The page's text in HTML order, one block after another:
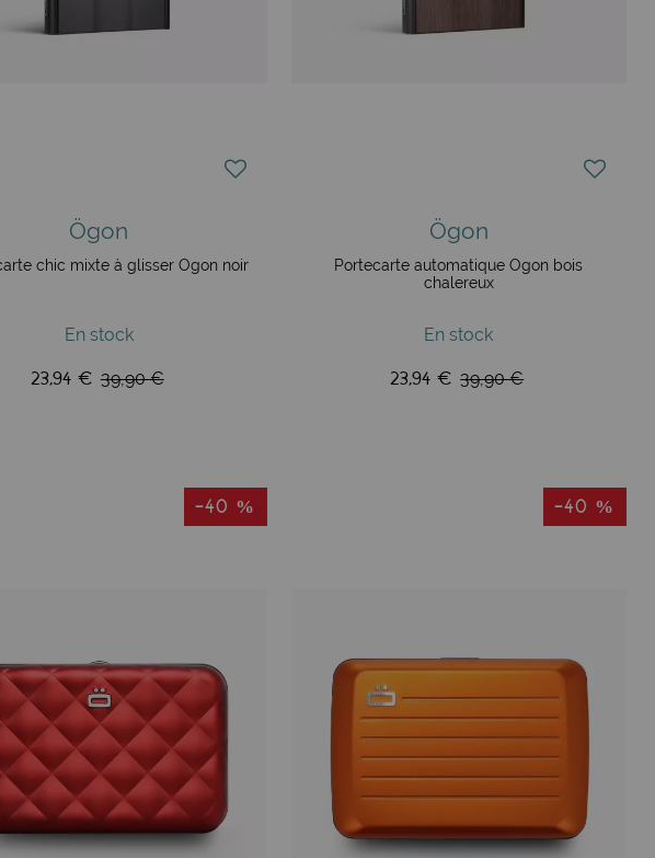
Ögon
chic mixte à glisser Ögon noir
En stock
23,94 € 39,90 €
Ögon
Portecarte automatique Ögon bois
chalereux
En stock
23,94 € 39,90 €
-40 % -40 %